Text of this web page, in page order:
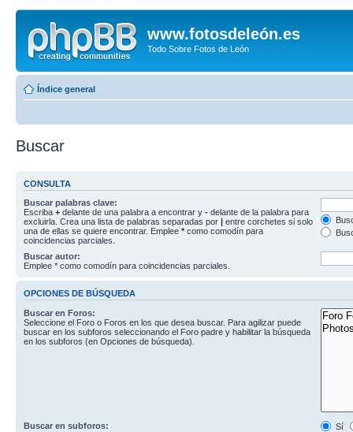
www.fotosdeleón.es
Todo Sobre Fotos de León
Índice general
Buscar
CONSULTA
Buscar palabras clave:
Escriba + delante de una palabra a encontrar y - delante de la palabra para
excluirla. Crea una lista de palabras separadas por | entre corchetes si solo
una de ellas se quiere encontrar. Emplee * como comodín para
coincidencias parciales.
Buscar autor:
Emplee * como comodín para coincidencias parciales.
OPCIONES DE BÚSQUEDA
Buscar en Foros:
Seleccione el Foro o Foros en los que desea buscar. Para agilizar puede
buscar en los subforos seleccionando el Foro padre y habilitar la búsqueda
en los subforos (en Opciones de búsqueda).
Buscar en subforos:
Sí